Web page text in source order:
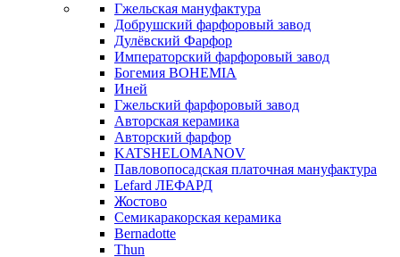
Гжельская мануфактура
Добрушский фарфоровый завод
Дулёвский Фарфор
Императорский фарфоровый завод
Богемия BOHEMIA
Иней
Гжельский фарфоровый завод
Авторская керамика
Авторский фарфор
KATSHELOMANOV
Павловопосадская платочная мануфактура
Lefard ЛЕФАРД
Жостово
Семикаракорская керамика
Bernadotte
Thun